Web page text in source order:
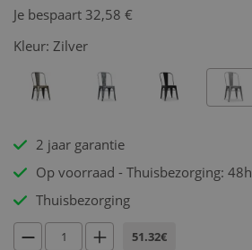
Je bespaart 32,58 €
Kleur: Zilver
2 jaar garantie
Op voorraad - Thuisbezorging: 48h
Thuisbezorging
51.32€